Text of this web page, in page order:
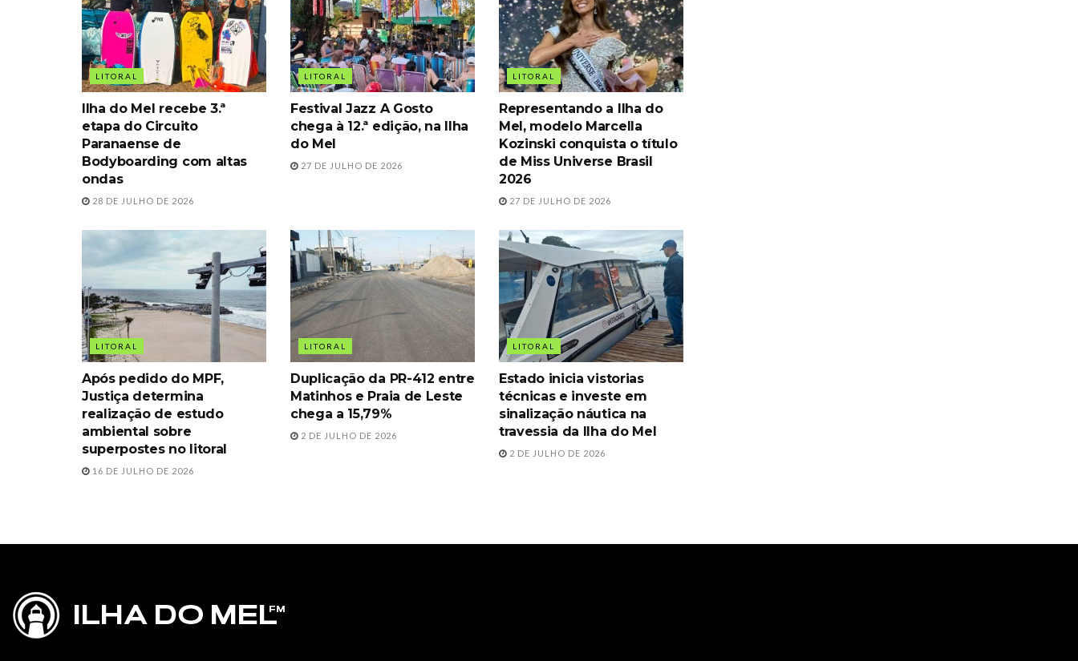
LITORAL
Ilha do Mel recebe 3.ª
etapa do Circuito
Paranaense de
Bodyboarding com altas
ondas
28 DE JULHO DE 2026
LITORAL
Festival Jazz A Gosto
chega à 12.ª edição, na Ilha
do Mel
27 DE JULHO DE 2026
LITORAL
Representando a Ilha do
Mel, modelo Marcella
Kozinski conquista o título
de Miss Universe Brasil
2026
27 DE JULHO DE 2026
LITORAL
Após pedido do MPF,
Justiça determina
realização de estudo
ambiental sobre
superpostes no litoral
16 DE JULHO DE 2026
LITORAL
Duplicação da PR-412 entre
Matinhos e Praia de Leste
chega a 15,79%
2 DE JULHO DE 2026
LITORAL
Estado inicia vistorias
técnicas e investe em
sinalização náutica na
travessia da Ilha do Mel
2 DE JULHO DE 2026